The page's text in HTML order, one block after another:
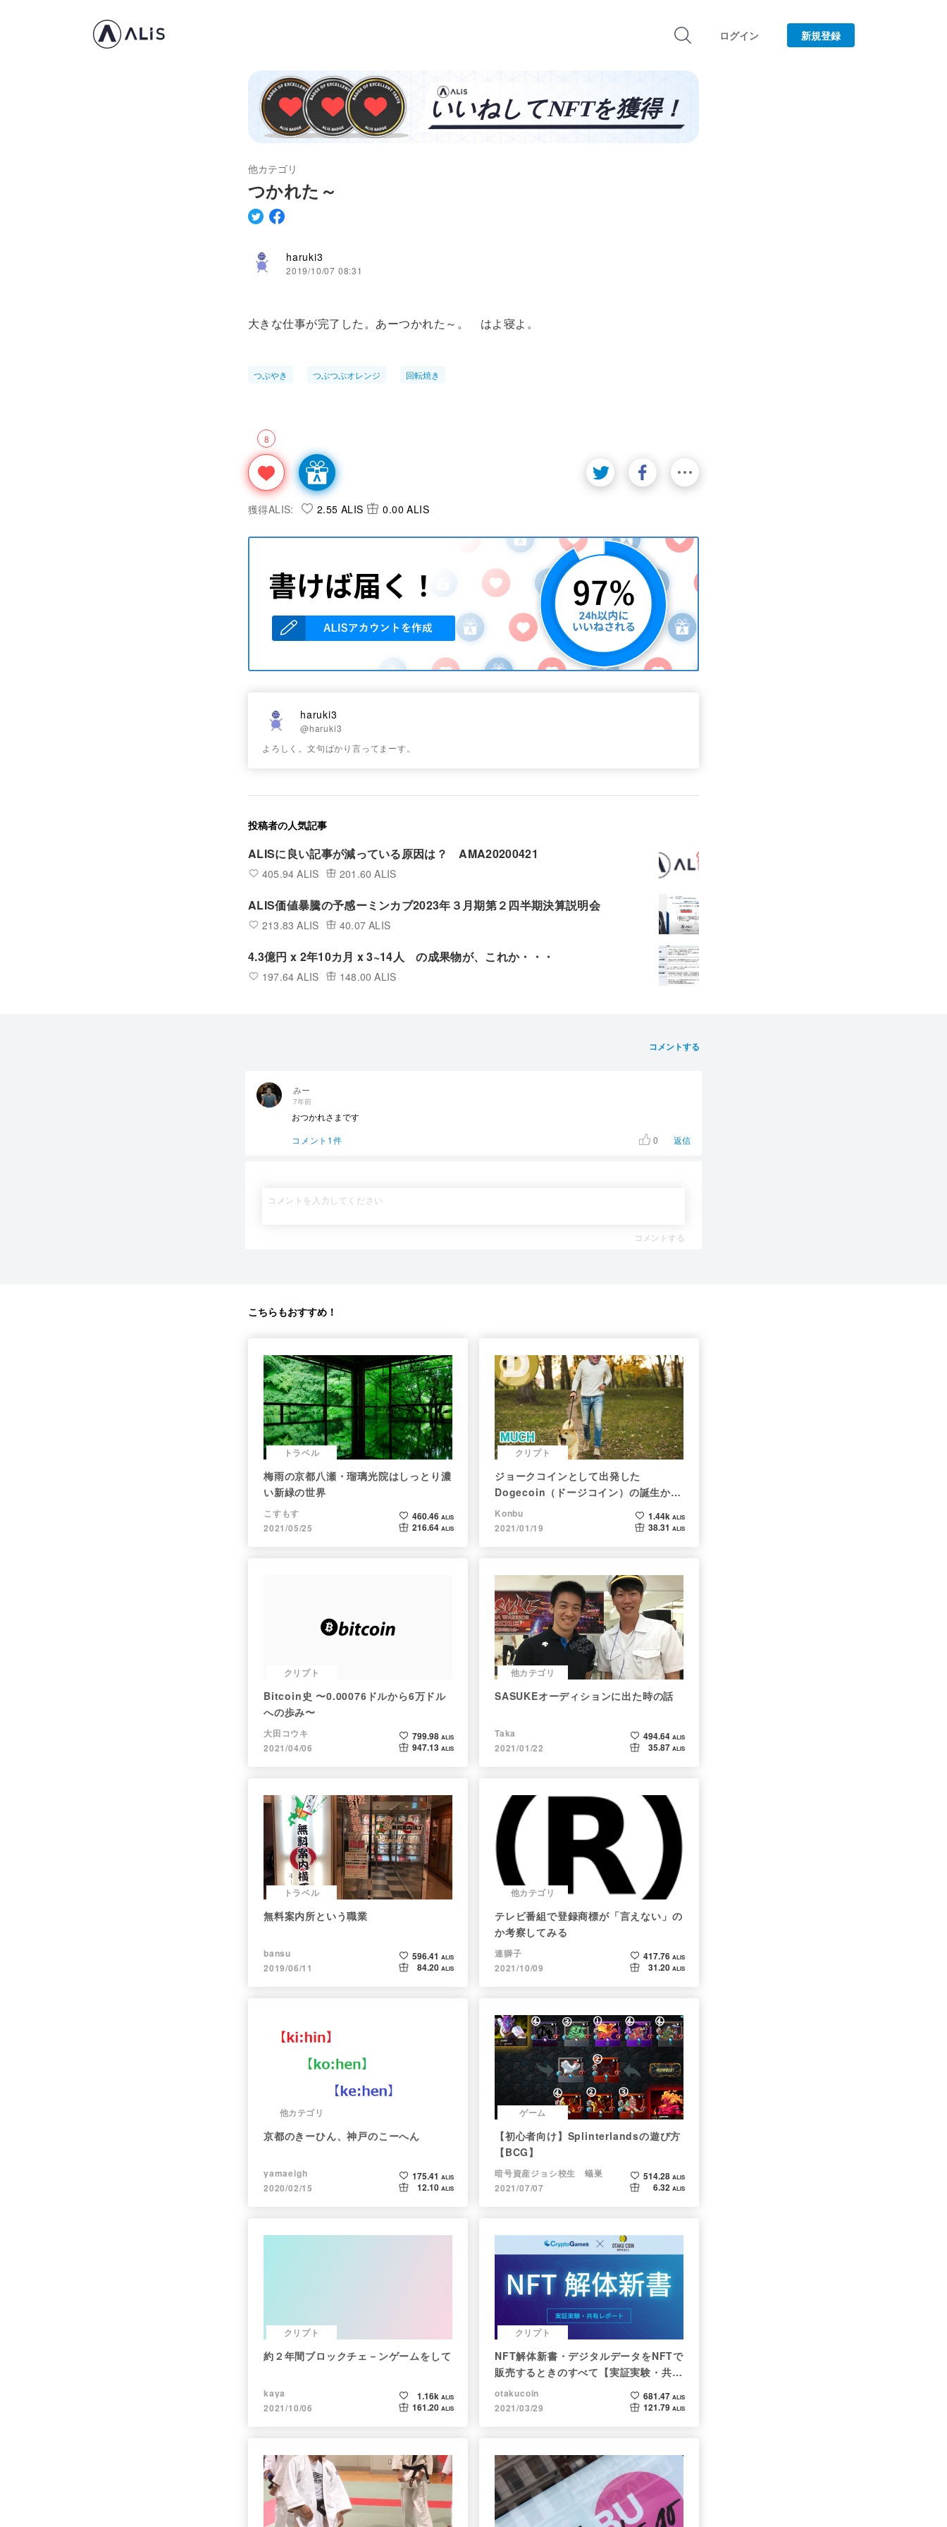
ログイン 新規登録
他カテゴリ
つかれた～
haruki3
2019/10/07 08:31
大きな仕事が完了した。あーつかれた～。 はよ寝よ。
つぶやき つぶつぶオレンジ 回転焼き
8
獲得ALIS: 2.55 ALIS 0.00 ALIS
haruki3
@haruki3
よろしく。文句ばかり言ってまーす。
投稿者の人気記事
ALISに良い記事が減っている原因は？ AMA20200421
405.94 ALIS 201.60 ALIS
ALIS価値暴騰の予感ーミンカブ2023年３月期第２四半期決算説明会
213.83 ALIS 40.07 ALIS
4.3億円 x 2年10カ月 x 3~14人 の成果物が、これか・・・
197.64 ALIS 148.00 ALIS
コメントする
みー
7年前
おつかれさまです
コメント1件
0 返信
コメントする
こちらもおすすめ！
トラベル
梅雨の京都八瀬・瑠璃光院はしっとり濃
い新緑の世界
こすもす
2021/05/25
460.46 ALIS
216.64 ALIS
クリプト
ジョークコインとして出発した
Dogecoin（ドージコイン）の誕生から
現在まで。注目される非証券性🐶
Konbu
2021/01/19
1.44k ALIS
38.31 ALIS
クリプト
Bitcoin史 〜0.00076ドルから6万ドル
への歩み〜
大田コウキ
2021/04/06
799.98 ALIS
947.13 ALIS
他カテゴリ
SASUKEオーディションに出た時の話
Taka
2021/01/22
494.64 ALIS
35.87 ALIS
トラベル
無料案内所という職業
bansu
2019/06/11
596.41 ALIS
84.20 ALIS
他カテゴリ
テレビ番組で登録商標が「言えない」の
か考察してみる
連獅子
2021/10/09
417.76 ALIS
31.20 ALIS
他カテゴリ
京都のきーひん、神戸のこーへん
yamaeigh
2020/02/15
175.41 ALIS
12.10 ALIS
ゲーム
【初心者向け】Splinterlandsの遊び方
【BCG】
暗号資産ジョシ校生 蟻巣
2021/07/07
514.28 ALIS
6.32 ALIS
クリプト
約２年間ブロックチェ－ンゲームをして
kaya
2021/10/06
1.16k ALIS
161.20 ALIS
クリプト
NFT解体新書・デジタルデータをNFTで
販売するときのすべて【実証実験・共有
レポート】
otakucoin
2021/03/29
681.47 ALIS
121.79 ALIS